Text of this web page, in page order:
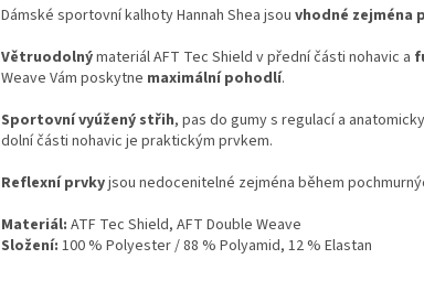
Dámské sportovní kalhoty Hannah Shea jsou vhodné zejména
Větruodolnýmateriál AFT Tec Shield v přední části nohavic a
Weave Vám poskytne maximální pohodlí.
Sportovní vyúžený střih, pas do gumy s regulací a
dolní části nohavic je praktickým prvkem.
Reflexní prvkyjsou nedocenitelné zejména během
Materiál: ATF Tec Shield, AFT Double Weave
Složení: 100 % Polyester / 88 % Polyamid, 12 % Elastan